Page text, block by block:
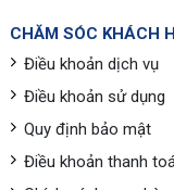
CHĂM SÓC KHÁCH
Điều khoản dịch vụ
Điều khoản sử dụng
Quy định bảo mật
Điều khoản thanh